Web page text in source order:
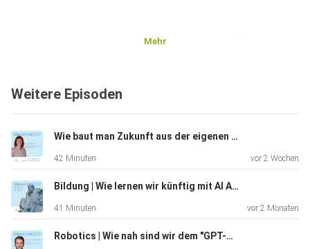
Natürlich kommt auch der Humor nicht zu kurz: Es wird
andere Mal
Wer also Lust hat auf eine Portion Innovationsgeist mit
Weihnachts-Feeling – reinhören lohnt sich!
Mehr
Weitere Episoden
Wie baut man Zukunft aus der eigenen Tradition heraus? | Mit Stefanie Peters, Geschäftsführende Gesellschafterin NEUMAN & ESSER GROUP
42 Minuten vor 2 Wochen
Bildung | Wie lernen wir künftig mit AI Adaptive Tutoring, Microlearning und Co. ?
41 Minuten vor 2 Monaten
Robotics | Wie nah sind wir dem "GPT-Moment" von Robotics wirklich?